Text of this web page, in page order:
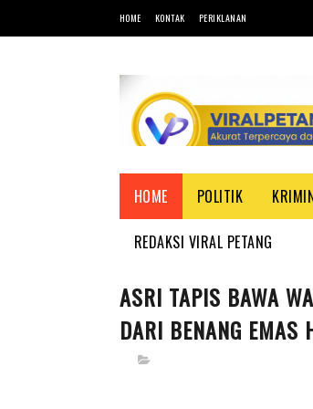
HOME KONTAK PERIKLANAN
HOME POLITIK
REDAKSI VIRAL PETANG
ASRI TAPIS BAWA
DARI BENANG EMAS